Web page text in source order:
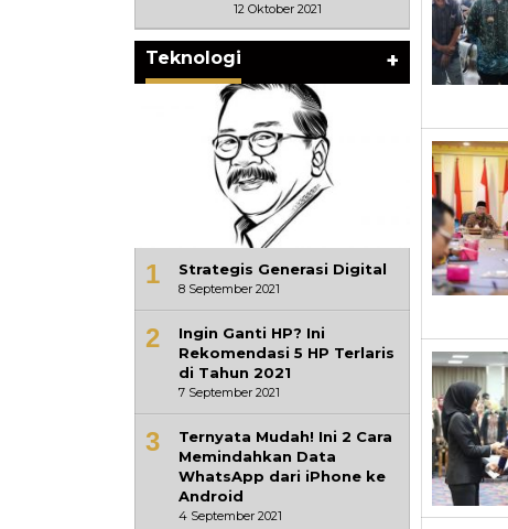
12 Oktober 2021
Teknologi +
1 Strategis Generasi Digital
8 September 2021
2
Ingin Ganti HP? Ini
Rekomendasi 5 HP Terlaris
di Tahun 2021
7 September 2021
3
Ternyata Mudah! Ini 2 Cara
Memindahkan Data
WhatsApp dari iPhone ke
Android
4 September 2021